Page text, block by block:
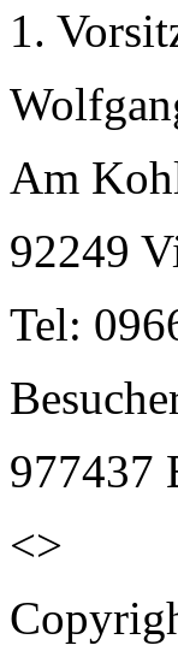
1.
Am
92249
Tel:
977437
<>